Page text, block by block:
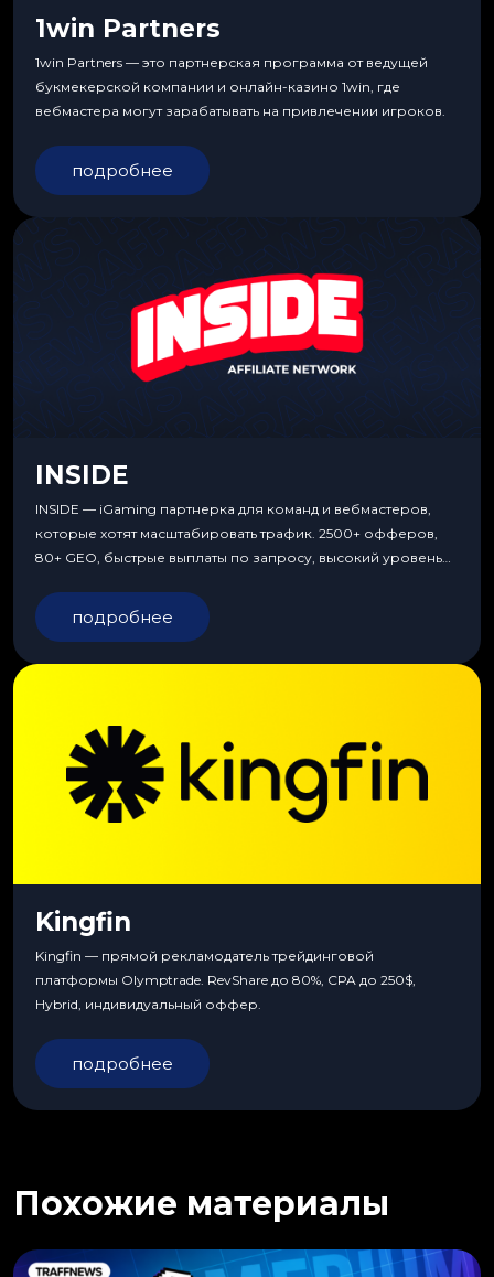
1win Partners
1win Partners — это партнерская программа от ведущей
букмекерской компании и онлайн-казино 1win, где
вебмастера могут зарабатывать на привлечении игроков.
подробнее
INSIDE
INSIDE — iGaming партнерка для команд и вебмастеров,
которые хотят масштабировать трафик. 2500+ офферов,
80+ GEO, быстрые выплаты по запросу, высокий уровень
подробнее
Kingfin
Kingfin — прямой рекламодатель трейдинговой
платформы Olymptrade. RevShare до 80%, CPA до 250$,
Hybrid, индивидуальный оффер.
подробнее
Похожие материалы